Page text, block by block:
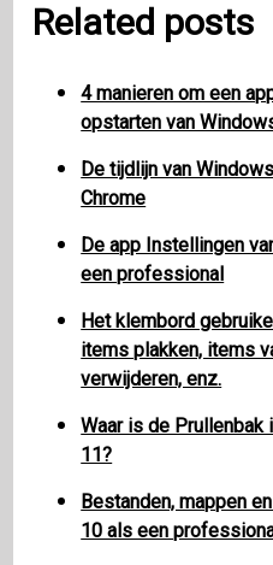
Related posts
4 manieren om een
opstarten van
De tijdlijn van
Chrome
De app Instellingen
een professional
Het klembord
items plakken, items
verwijderen, enz.
Waar is de Prullenbak
11?
Bestanden, mappen
10 als een